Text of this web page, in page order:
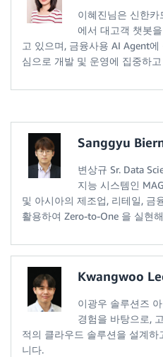
이혜진님은 신한카
에서 대고객 챗봇
고 있으며, 금융사용 AI Agent
심으로 개발 및 운영에 집중하
Sanggyu
변상규 Sr. Data
지능 시스템인
및 아시아의 제조업, 리테일, 금
활용하여 Zero-to-One 을 실현
Kwangwoo
이광우 솔루션즈
경험을 바탕으로,
적의 클라우드 솔루션을 설계
니다.